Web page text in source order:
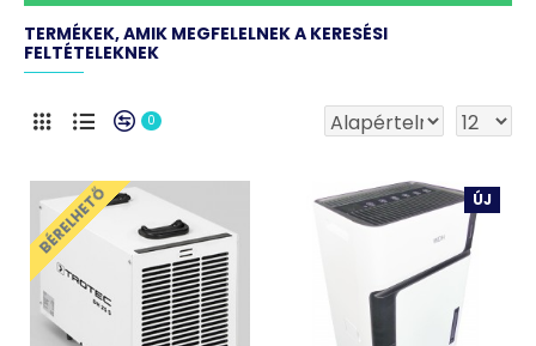
TERMÉKEK, AMIK MEGFELELNEK A KERESÉSI
FELTÉTELEKNEK
0
BÉRELHETŐ ÚJ